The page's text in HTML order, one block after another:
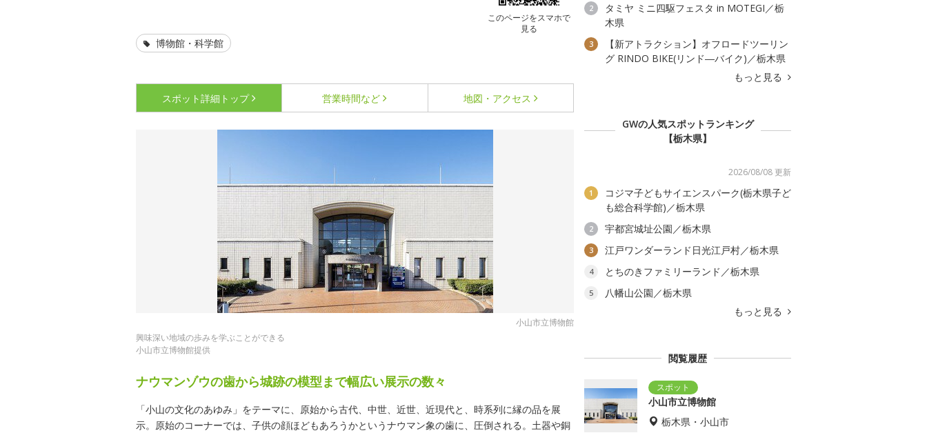
このページをスマホで
見る
博物館・科学館
スポット詳細 トップ 営業時間など 地図・アクセス
小山市立博物館
興味深い地域の歩みを学ぶことができる
小山市立博物館提供
ナウマンゾウの歯から城跡の模型まで幅広い展示の数々
「小山の文化のあゆみ」をテーマに、原始から古代、中世、近世、近現代と、時系列に縁の品を展
示。原始のコーナーでは、子供の顔ほどもあろうかというナウマン象の歯に、圧倒される。土器や銅
2
タミヤ ミニ四駆フェスタ in MOTEGI／栃
木県
3
【新アトラクション】オフロードツーリン
グ RINDO BIKE(リンド―バイク)／栃木県
もっと見る
GWの人気スポットランキング
【栃木県】
2026/08/08 更新
1
コジマ子どもサイエンスパーク(栃木県子ど
も総合科学館)／栃木県
2 宇都宮城址公園／栃木県
3 江戸ワンダーランド日光江戸村／栃木県
4 とちのきファミリーランド／栃木県
5
八幡山公園／栃木県
もっと見る
閲覧履歴
小山市立博物館
栃木県・小山市